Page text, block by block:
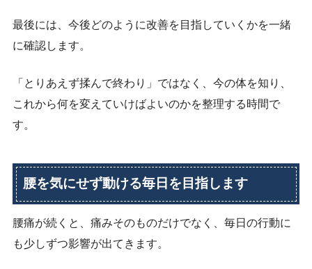
最後には、今後どのように改善を目指していくかを一緒
に確認します。
「とりあえず揉んで終わり」ではなく、今の体を知り、
これから何を変えていけばよいのかを整理する時間で
す。
腰を気にせず動ける毎日を目指します
腰痛が続くと、痛みそのものだけでなく、毎日の行動に
も少しずつ影響が出てきます。